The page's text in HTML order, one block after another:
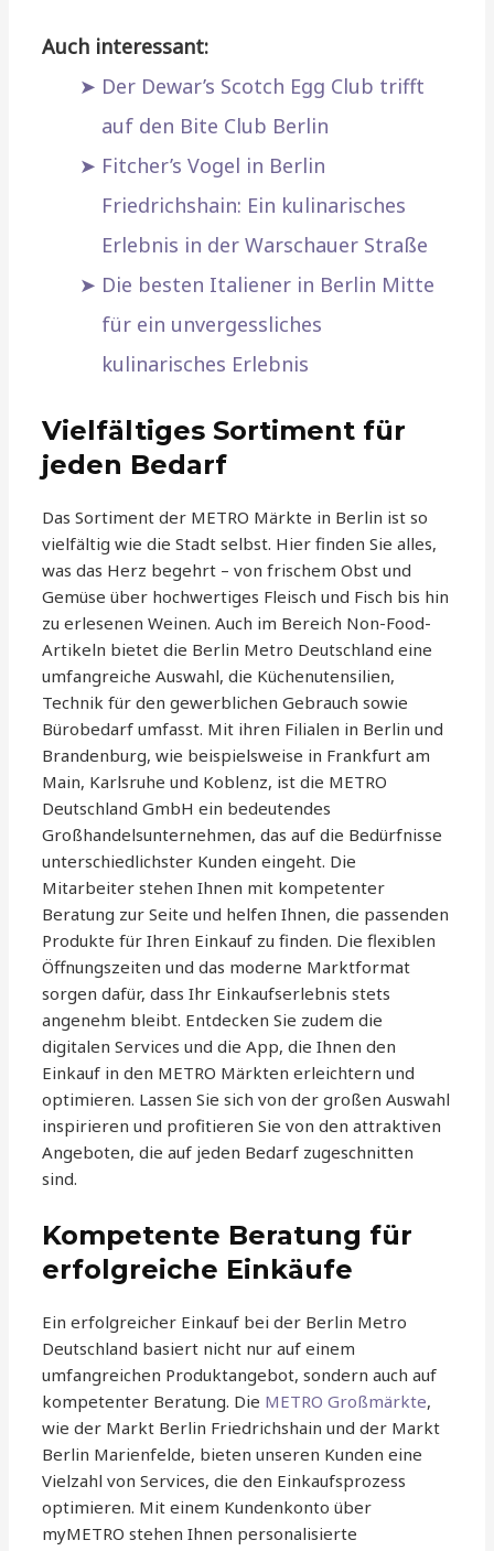
Auch interessant:
Der Dewar’s Scotch Egg Club trifft
auf den Bite Club Berlin
Fitcher’s Vogel in Berlin
Friedrichshain: Ein kulinarisches
Erlebnis in der Warschauer Straße
Die besten Italiener in Berlin Mitte
für ein unvergessliches
kulinarisches Erlebnis
Vielfältiges Sortiment für
jeden Bedarf
Das Sortiment der METRO Märkte in Berlin ist so
vielfältig wie die Stadt selbst. Hier finden Sie alles,
was das Herz begehrt – von frischem Obst und
Gemüse über hochwertiges Fleisch und Fisch bis hin
zu erlesenen Weinen. Auch im Bereich Non-Food-
Artikeln bietet die Berlin Metro Deutschland eine
umfangreiche Auswahl, die Küchenutensilien,
Technik für den gewerblichen Gebrauch sowie
Bürobedarf umfasst. Mit ihren Filialen in Berlin und
Brandenburg, wie beispielsweise in Frankfurt am
Main, Karlsruhe und Koblenz, ist die METRO
Deutschland GmbH ein bedeutendes
Großhandelsunternehmen, das auf die Bedürfnisse
unterschiedlichster Kunden eingeht. Die
Mitarbeiter stehen Ihnen mit kompetenter
Beratung zur Seite und helfen Ihnen, die passenden
Produkte für Ihren Einkauf zu finden. Die flexiblen
Öffnungszeiten und das moderne Marktformat
sorgen dafür, dass Ihr Einkaufserlebnis stets
angenehm bleibt. Entdecken Sie zudem die
digitalen Services und die App, die Ihnen den
Einkauf in den METRO Märkten erleichtern und
optimieren. Lassen Sie sich von der großen Auswahl
inspirieren und profitieren Sie von den attraktiven
Angeboten, die auf jeden Bedarf zugeschnitten
sind.
Kompetente Beratung für
erfolgreiche Einkäufe
Ein erfolgreicher Einkauf bei der Berlin Metro
Deutschland basiert nicht nur auf einem
umfangreichen Produktangebot, sondern auch auf
kompetenter Beratung. Die METRO Großmärkte,
wie der Markt Berlin Friedrichshain und der Markt
Berlin Marienfelde, bieten unseren Kunden eine
Vielzahl von Services, die den Einkaufsprozess
optimieren. Mit einem Kundenkonto über
myMETRO stehen Ihnen personalisierte